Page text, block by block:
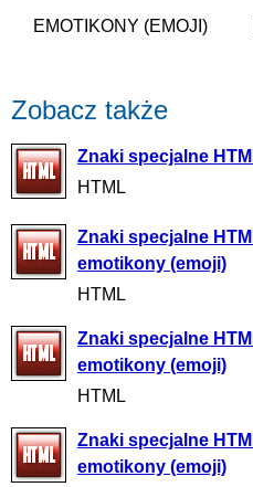
EMOTIKONY (EMOJI)
Zobacz także
Znaki specjalne
HTML
Znaki specjalne
emotikony (emoji)
HTML
Znaki specjalne
emotikony (emoji)
HTML
Znaki specjalne
emotikony (emoji)